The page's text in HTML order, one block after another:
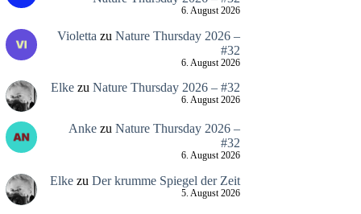
6. August 2026
Violetta zu Nature Thursday 2026 –
#32
6. August 2026
Elkezu Nature Thursday 2026 – #32
6. August 2026
Ankezu Nature Thursday 2026 –
#32
6. August 2026
Elkezu Der krumme Spiegel der Zeit
5. August 2026